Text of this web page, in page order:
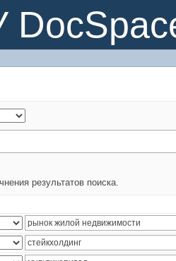
результатов поиска.